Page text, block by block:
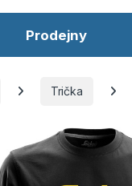
Prodejny
Trička